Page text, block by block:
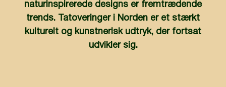
naturinspirerede designs er fremtrædende
trends. Tatoveringer i Norden er et stærkt
kulturelt og kunstnerisk udtryk, der fortsat
udvikler sig.